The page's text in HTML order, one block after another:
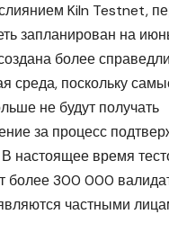
Kiln Testnet,
запланирован на
более
среда, поскольку
не будут получать
за процесс
В настоящее время
более 300 000
частными